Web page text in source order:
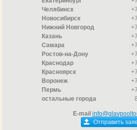
Челябинск
Новосибирск
Нижний Новгород
Казань
Самара
Ростов-на-Дону
Краснодар
Красноярск
Воронеж
Пермь
остальные города
E-mail
Отправить